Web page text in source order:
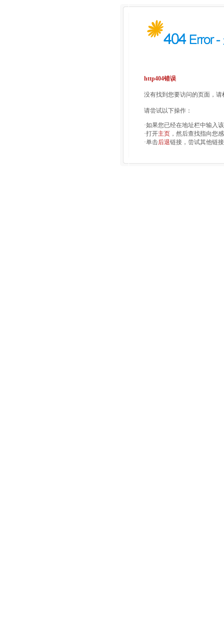
http404错误
没有找到您要访问的页面，
请尝试以下操作：
·如果您已经在地址栏中输入
·打开主页 ，然后查找指向您
·单击后退链接，尝试其他链